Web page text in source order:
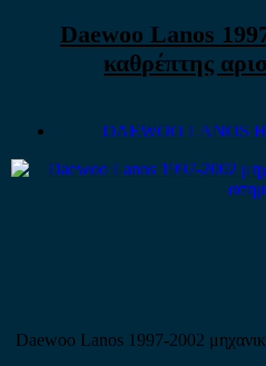
Daewoo Lanos
καθρέπτης
DAEWOO LANOS
Daewoo Lanos 1997-2002